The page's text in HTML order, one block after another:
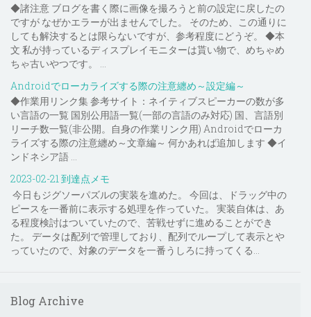
◆諸注意 ブログを書く際に画像を撮ろうと前の設定に戻したの
ですが なぜかエラーが出ませんでした。 そのため、この通りに
しても解決するとは限らないですが、参考程度にどうぞ。 ◆本
文 私が持っているディスプレイモニターは貰い物で、めちゃめ
ちゃ古いやつです。 ...
Androidでローカライズする際の注意纏め～設定編～
◆作業用リンク集 参考サイト：ネイティブスピーカーの数が多
い言語の一覧 国別公用語一覧(一部の言語のみ対応) 国、言語別
リーチ数一覧(非公開。自身の作業リンク用) Androidでローカ
ライズする際の注意纏め～文章編～ 何かあれば追加します ◆イ
ンドネシア語 ...
2023-02-21 到達点メモ
今日もジグソーパズルの実装を進めた。 今回は、ドラッグ中の
ピースを一番前に表示する処理を作っていた。 実装自体は、あ
る程度検討はついていたので、苦戦せずに進めることができ
た。 データは配列で管理しており、配列でループして表示とや
っていたので、対象のデータを一番うしろに持ってくる...
Blog Archive